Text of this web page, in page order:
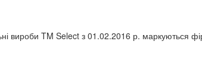
вироби TM Select з 01.02.2016 р. маркуються